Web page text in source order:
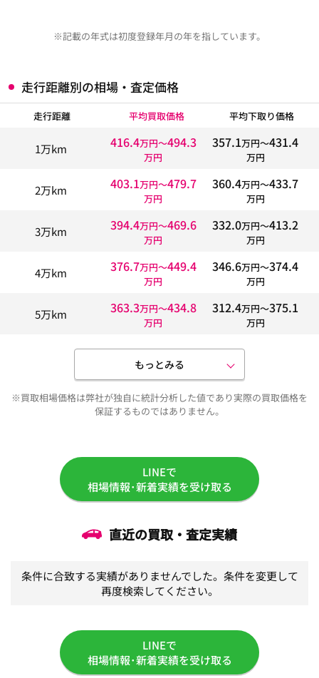
※記載の年式は初度登録年月の年を指しています。
走行距離別の相場・査定価格
走行距離 平均買取価格 平均下取り価格
1万km 416.4万円〜494.3
万円
357.1万円〜431.4
万円
2万km 403.1万円〜479.7
万円
360.4万円〜433.7
万円
3万km 394.4万円〜469.6
万円
332.0万円〜413.2
万円
4万km 376.7万円〜449.4
万円
346.6万円〜374.4
万円
5万km 363.3万円〜434.8
万円
312.4万円〜375.1
万円
もっとみる
※買取相場価格は弊社が独自に統計分析した値であり実際の買取価格を
保証するものではありません。
LINEで
相場情報･新着実績を受け取る
直近の買取・査定実績
条件に合致する実績がありませんでした。条件を変更して
再度検索してください。
LINEで
相場情報･新着実績を受け取る